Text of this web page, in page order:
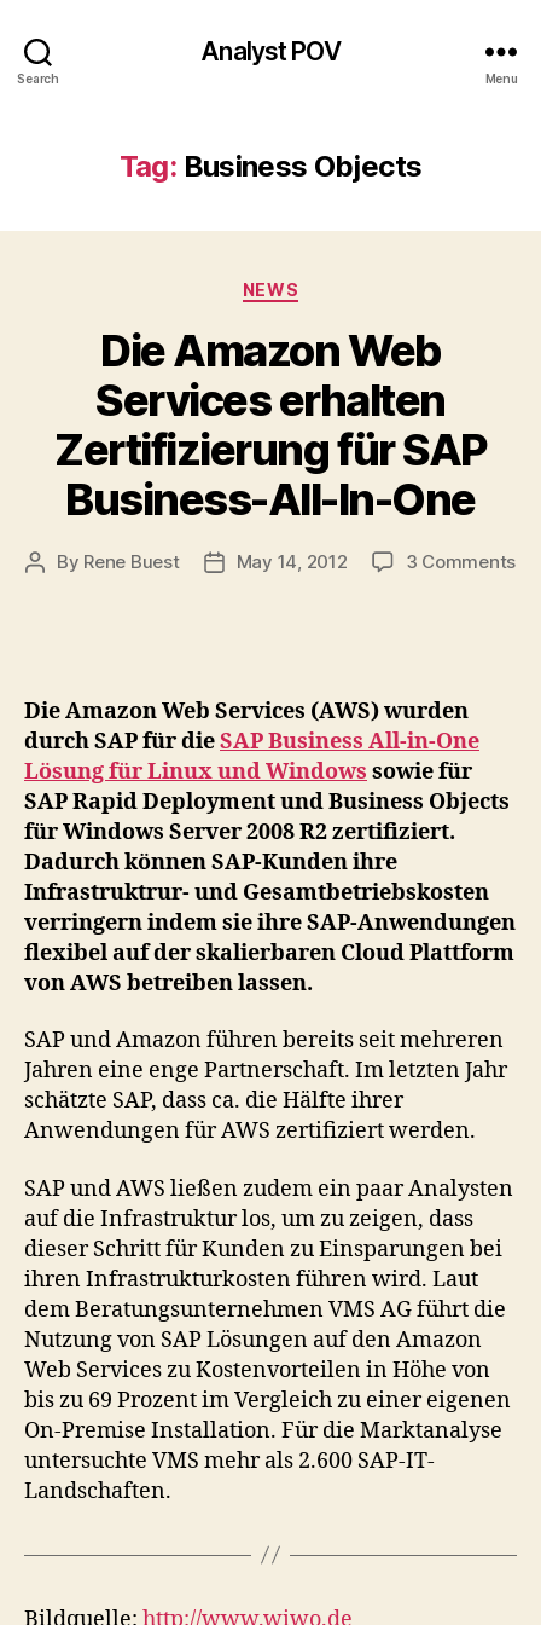
Search
Analyst POV
Menu
Tag: Business Objects
Categories
NEWS
Die Amazon Web
Services erhalten
Zertifizierung für SAP
Business-All-In-One
Post
By Rene Buest
PostMay 14, 2012 3 Commentson
Die Amazon Web Services (AWS) wurden
durch SAP für dieSAP Business All-in-One
Lösung für Linux und Windows sowie für
SAP Rapid Deployment und Business Objects
für Windows Server 2008 R2 zertifiziert.
Dadurch können SAP-Kunden ihre
Infrastruktrur- und Gesamtbetriebskosten
verringern indem sie ihre SAP-Anwendungen
flexibel auf der skalierbaren Cloud Plattform
von AWS betreiben lassen.
SAP und Amazon führen bereits seit mehreren
Jahren eine enge Partnerschaft. Im letzten Jahr
schätzte SAP, dass ca. die Hälfte ihrer
Anwendungen für AWS zertifiziert werden.
SAP und AWS ließen zudem ein paar Analysten
auf die Infrastruktur los, um zu zeigen, dass
dieser Schritt für Kunden zu Einsparungen bei
ihren Infrastrukturkosten führen wird. Laut
dem Beratungsunternehmen VMS AG führt die
Nutzung von SAP Lösungen auf den Amazon
Web Services zu Kostenvorteilen in Höhe von
bis zu 69 Prozent im Vergleich zu einer eigenen
On-Premise Installation. Für die Marktanalyse
untersuchte VMS mehr als 2.600 SAP-IT-
Landschaften.
Bildquelle: http://www.wiwo.de